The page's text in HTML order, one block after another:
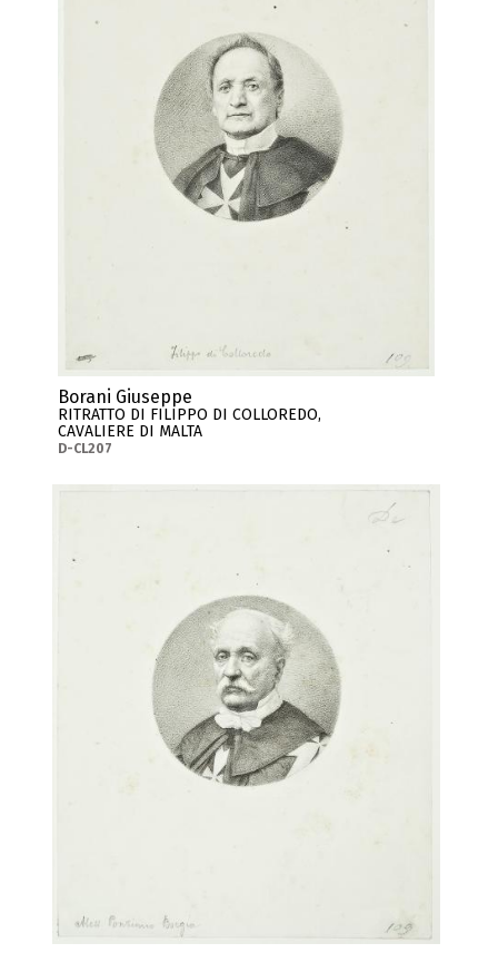
Borani Giuseppe
RITRATTO DI FILIPPO DI COLLOREDO,
CAVALIERE DI MALTA
D-CL207